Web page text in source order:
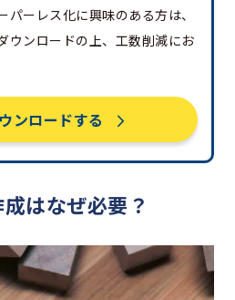
ーレス化に興味のある方は、
ウンロードの上、工数削減にお
ンロードする
はなぜ必要？